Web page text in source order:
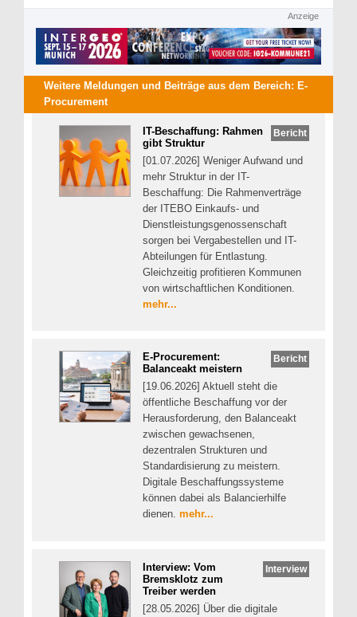
Anzeige
Weitere Meldungen und Beiträge aus dem Bereich: E-
Procurement
Bericht
IT-Beschaffung: Rahmen
gibt Struktur
[01.07.2026] Weniger Aufwand und
mehr Struktur in der IT-
Beschaffung: Die Rahmenverträge
der ITEBO Einkaufs- und
Dienstleistungsgenossenschaft
sorgen bei Vergabestellen und IT-
Abteilungen für Entlastung.
Gleichzeitig profitieren Kommunen
von wirtschaftlichen Konditionen.
mehr...
Bericht
E-Procurement:
Balanceakt meistern
[19.06.2026] Aktuell steht die
öffentliche Beschaffung vor der
Herausforderung, den Balanceakt
zwischen gewachsenen,
dezentralen Strukturen und
Standardisierung zu meistern.
Digitale Beschaffungssysteme
können dabei als Balancierhilfe
dienen. mehr...
Interview
Interview: Vom
Bremsklotz zum
Treiber werden
[28.05.2026] Über die digitale